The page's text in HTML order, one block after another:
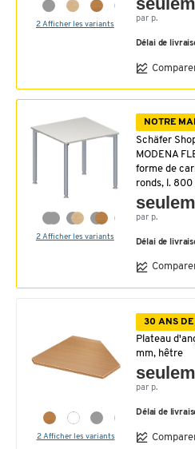
2 Afficher les variants
par p.
Délai de
2 Afficher les variants
NOTRE
Schäfer
MODENA
forme de
ronds, l.
par p.
Délai de
2 Afficher les variants
30 ANS
Plateau
mm, hêtre
par p.
Délai de